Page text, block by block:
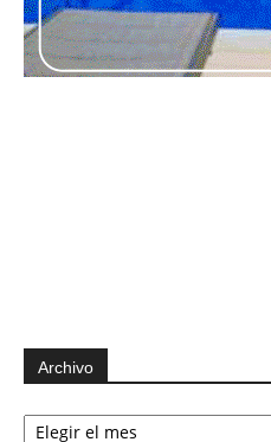
Archivo
Archivo